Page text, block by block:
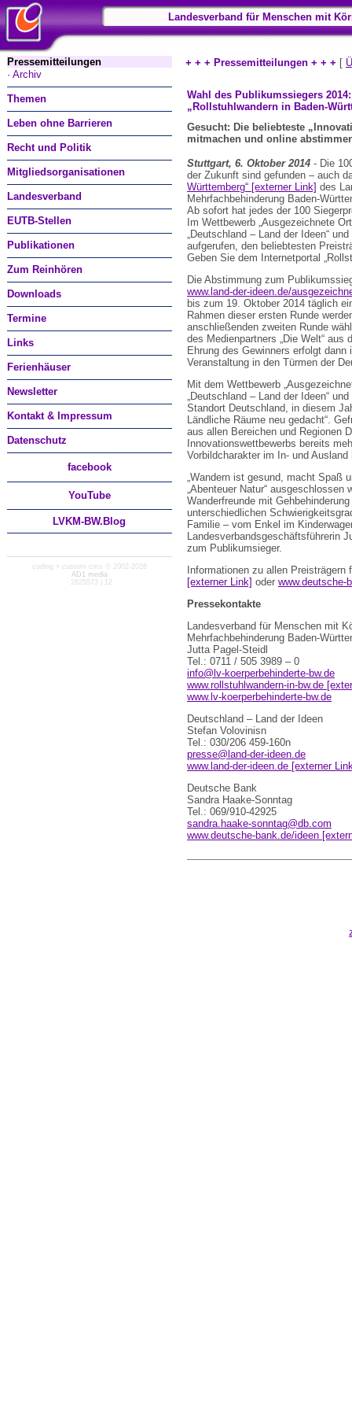
Landesverband für Menschen mit
Pressemitteilungen
· Archiv
Themen
Leben ohne Barrieren
Recht und Politik
Mitgliedsorganisationen
Landesverband
EUTB-Stellen
Publikationen
Zum Reinhören
Downloads
Termine
Links
Ferienhäuser
Newsletter
Kontakt & Impressum
Datenschutz
facebook
YouTube
LVKM-BW.Blog
coding + custom cms © 2002-2026
AD1 media
· 2625573 | 12
+ + + Pressemitteilungen + + + [
Wahl des Publikumssiegers
„Rollstuhlwandern in Baden-
Gesucht: Die beliebteste
mitmachen und online
Stuttgart, 6. Oktober 2014 - Die
der Zukunft sind gefunden – auch
Württemberg“ [externer Link] des
Mehrfachbehinderung Baden-
Ab sofort hat jedes der 100
Im Wettbewerb „Ausgezeichnete
„Deutschland – Land der Ideen“
aufgerufen, den beliebtesten
Geben Sie dem Internetportal
Die Abstimmung zum
www.land-der-ideen.de/
bis zum 19. Oktober 2014 täglich
Rahmen dieser ersten Runde
anschließenden zweiten Runde
des Medienpartners „Die Welt“
Ehrung des Gewinners erfolgt
Veranstaltung in den Türmen der
Mit dem Wettbewerb
„Deutschland – Land der Ideen“
Standort Deutschland, in diesem
Ländliche Räume neu gedacht“.
aus allen Bereichen und Regionen
Innovationswettbewerbs bereits
Vorbildcharakter im In- und Ausland
„Wandern ist gesund, macht Spaß
„Abenteuer Natur“ ausgeschlossen
Wanderfreunde mit
unterschiedlichen
Familie – vom Enkel im
Landesverbandsgeschäftsführerin
zum Publikumsieger.
Informationen zu allen
[externer Link] oder www.deutsche-
Pressekontakte
Landesverband für Menschen mit
Mehrfachbehinderung Baden-
Jutta Pagel-Steidl
Tel.: 0711 / 505 3989 – 0
info@lv-koerperbehinderte-bw.de
www.rollstuhlwandern-in-bw.de
www.lv-koerperbehinderte-bw.de
Deutschland – Land der Ideen
Stefan Volovinisn
Tel.: 030/206 459-160n
presse@land-der-ideen.de
www.land-der-ideen.de [externer
Deutsche Bank
Sandra Haake-Sonntag
Tel.: 069/910-42925
sandra.haake-sonntag@db.com
www.deutsche-bank.de/ideen